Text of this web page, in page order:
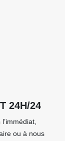
24H/24
ou à nous